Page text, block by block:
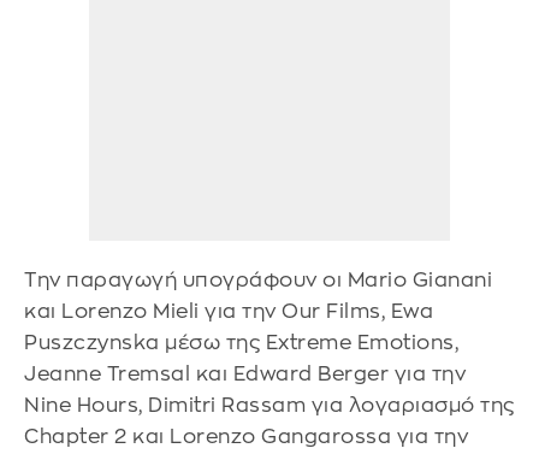
Την παραγωγή υπογράφουν οι Mario Gianani
και Lorenzo Mieli για την Our Films, Ewa
Puszczynska μέσω της Extreme Emotions,
Jeanne Tremsal και Edward Berger για την
Nine Hours, Dimitri Rassam για λογαριασμό της
Chapter 2 και Lorenzo Gangarossa για την